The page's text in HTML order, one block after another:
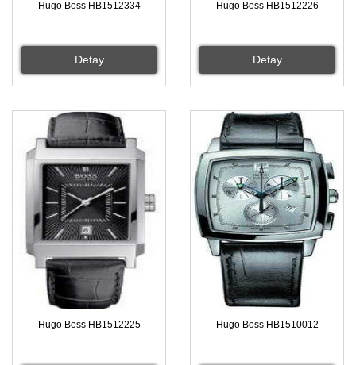
Hugo Boss HB1512334
Detay
Hugo Boss HB1512226
Detay
Hugo Boss HB1512225 Hugo Boss HB1510012